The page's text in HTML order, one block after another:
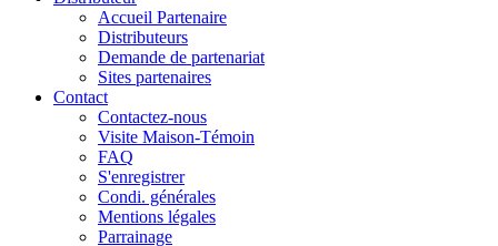
Accueil Partenaire
Distributeurs
Demande de partenariat
Sites partenaires
Contact
Contactez-nous
Visite Maison-Témoin
FAQ
S'enregistrer
Condi. générales
Mentions légales
Parrainage